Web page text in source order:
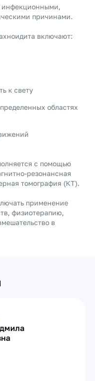
инфекционными,
причинами.
включают:
к свету
областях
с помощью
резонансная
томография (КТ).
применение
физиотерапию,
в